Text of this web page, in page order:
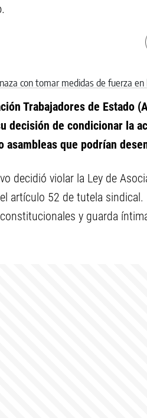
Trabajadores de Estado
decisión de condicionar la
asambleas que podrían
decidió violar la Ley de
artículo 52 de tutela
y guarda